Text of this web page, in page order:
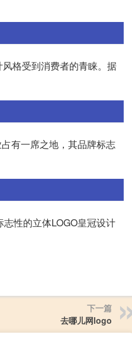
格受到消费者的青睐。据
有一席之地，其品牌标志
性的立体LOGO皇冠设计
下一篇
去哪儿网logo